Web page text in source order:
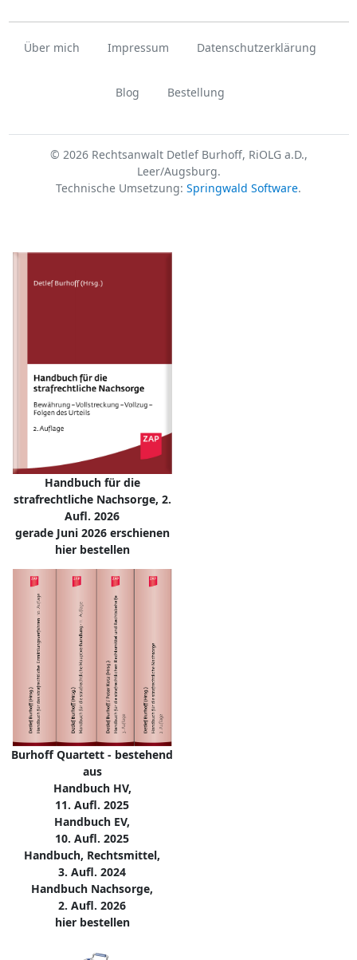
Über mich Impressum Datenschutzerklärung
Blog Bestellung
© 2026 Rechtsanwalt Detlef Burhoff, RiOLG a.D.,
Leer/Augsburg.
Technische Umsetzung: Springwald Software.
Handbuch für die
strafrechtliche Nachsorge, 2.
Aufl. 2026
gerade Juni 2026 erschienen
hier bestellen
Burhoff Quartett - bestehend
aus
Handbuch HV,
11. Aufl. 2025
Handbuch EV,
10. Aufl. 2025
Handbuch, Rechtsmittel,
3. Aufl. 2024
Handbuch Nachsorge,
2. Aufl. 2026
hier bestellen